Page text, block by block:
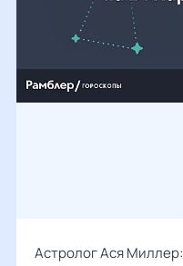
Астролог Ася Миллер: